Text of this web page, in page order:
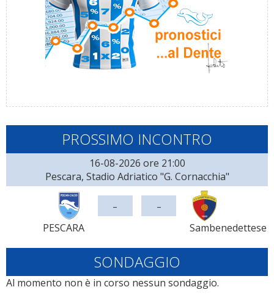
PROSSIMO INCONTRO
16-08-2026 ore 21:00
Pescara, Stadio Adriatico "G. Cornacchia"
PESCARA
- -
Sambenedettese
SONDAGGIO
Al momento non è in corso nessun sondaggio.